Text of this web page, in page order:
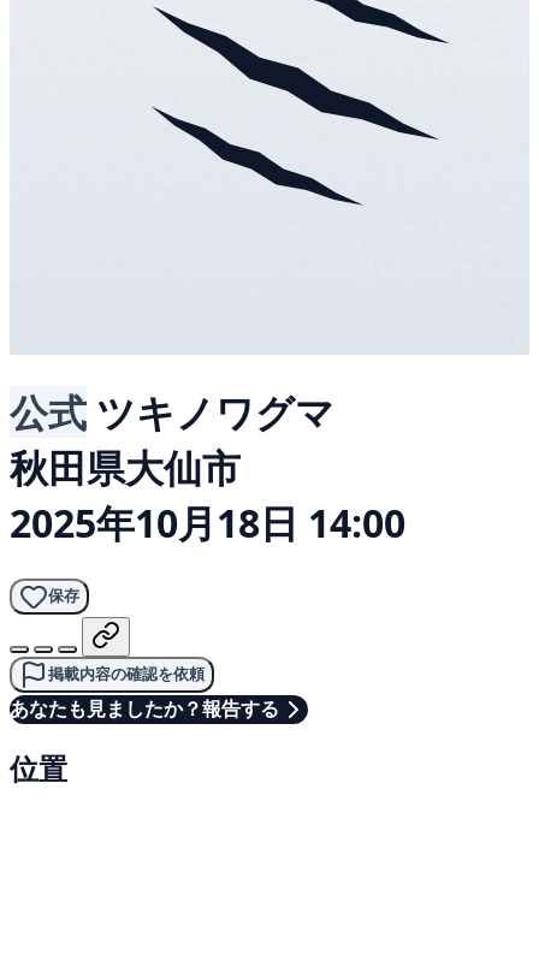
公式 ツキノワグマ
秋田県大仙市
2025年10月18日 14:00
保存
掲載内容の確認を依頼
あなたも見ましたか？報告する
位置